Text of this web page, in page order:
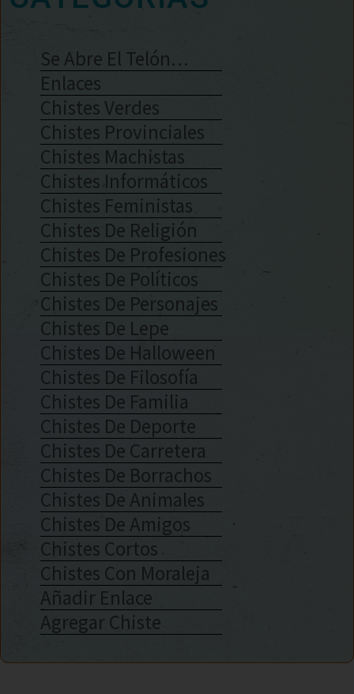
Se Abre El Telón…
Enlaces
Chistes Verdes
Chistes Provinciales
Chistes Machistas
Chistes Informáticos
Chistes Feministas
Chistes De Religión
Chistes De Profesiones
Chistes De Políticos
Chistes De Personajes
Chistes De Lepe
Chistes De Halloween
Chistes De Filosofía
Chistes De Familia
Chistes De Deporte
Chistes De Carretera
Chistes De Borrachos
Chistes De Animales
Chistes De Amigos
Chistes Cortos
Chistes Con Moraleja
Añadir Enlace
Agregar Chiste